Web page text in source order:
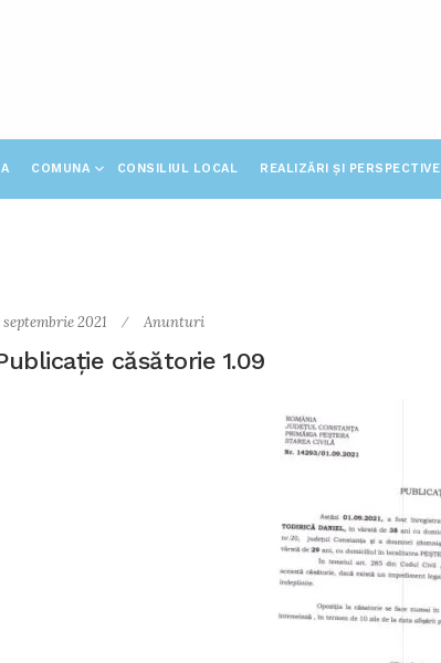
COMUNA CONSILIUL LOCAL REALIZĂRI ȘI PERSPECTIVE
septembrie 2021 Anunturi
căsătorie 1.09